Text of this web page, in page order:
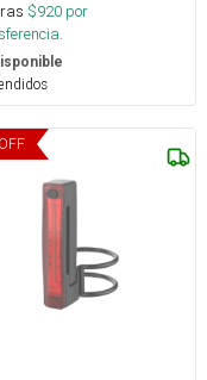
$920 por
OFF